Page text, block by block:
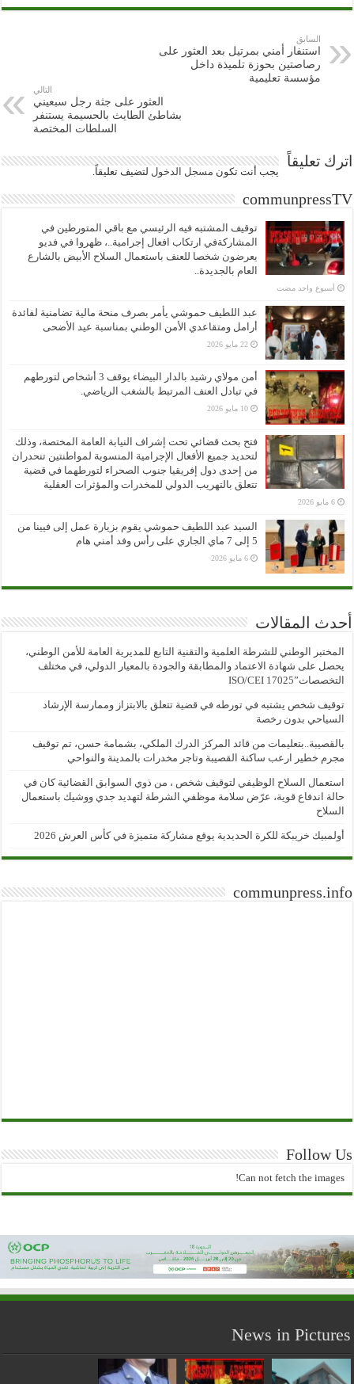
السابق
استنفار أمني بمرتيل بعد العثور على
رصاصتين بحوزة تلميذة داخل
مؤسسة تعليمية
التالي
العثور على جثة رجل سبعيني
بشاطئ الطايث بالحسيمة يستنفر
السلطات المختصة
اترك تعليقاً
يجب أنت تكون مسجل الدخول لتضيف تعليقاً.
communpressTV
توقيف المشتبه فيه الرئيسي مع باقي المتورطين في
المشاركةفي ارتكاب افعال إجرامية..، ظهروا في فديو
يعرضون شخصا للعنف باستعمال السلاح الأبيض بالشارع
العام بالجديدة..
‏أسبوع واحد مضت
عبد اللطيف حموشي يأمر بصرف منحة مالية تضامنية لفائدة
أرامل ومتقاعدي الأمن الوطني بمناسبة عيد الأضحى
22 مايو 2026
أمن مولاي رشيد بالدار البيضاء يوقف 3 أشخاص لتورطهم
في تبادل العنف المرتبط بالشغب الرياضي.
10 مايو 2026
فتح بحث قضائي تحت إشراف النيابة العامة المختصة، وذلك
لتحديد جميع الأفعال الإجرامية المنسوبة لمواطنتين تنحدران
من إحدى دول إفريقيا جنوب الصحراء لتورطهما في قضية
تتعلق بالتهريب الدولي للمخدرات والمؤثرات العقلية
6 مايو 2026
السيد عبد اللطيف حموشي يقوم بزيارة عمل إلى فيينا من
5 إلى 7 ماي الجاري على رأس وفد أمني هام
6 مايو 2026
أحدث المقالات
المختبر الوطني للشرطة العلمية والتقنية التابع للمديرية العامة للأمن الوطني،
يحصل على شهادة الاعتماد والمطابقة والجودة بالمعيار الدولي، في مختلف
التخصصات”ISO/CEI 17025
توقيف شخص يشتبه في تورطه في قضية تتعلق بالابتزاز وممارسة الإرشاد
السياحي بدون رخصة
بالقصيبة..بتعليمات من قائد المركز الدرك الملكي، بشمامة حسن، تم توقيف
مجرم خطير ارعب ساكنة القصيبة وتاجر مخدرات بالمدينة والنواحي
استعمال السلاح الوظيفي لتوقيف شخص ، من ذوي السوابق القضائية كان في
حالة اندفاع قوية، عرّض سلامة موظفي الشرطة لتهديد جدي ووشيك باستعمال
السلاح
أولمبيك خريبكة للكرة الحديدية يوقع مشاركة متميزة في كأس العرش 2026
communpress.info
Follow Us
Can not fetch the images!
News in Pictures